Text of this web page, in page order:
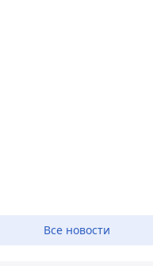
Все новости